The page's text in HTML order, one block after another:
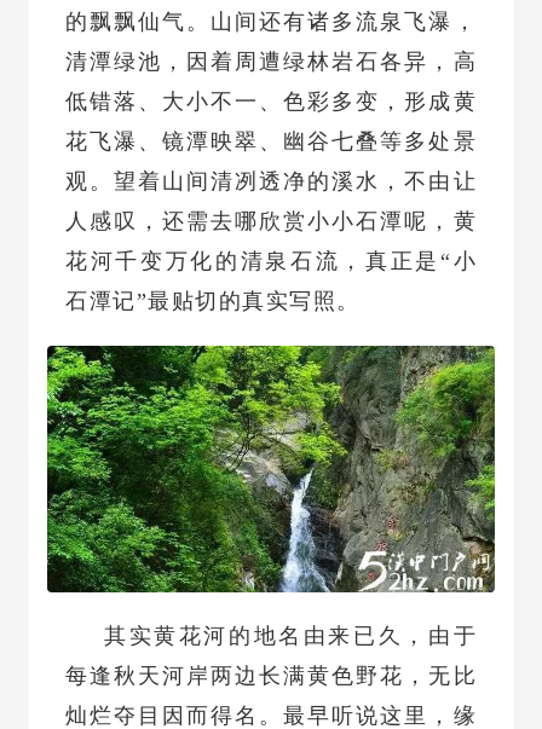
的飘飘仙气。山间还有诸多流泉飞瀑，
清潭绿池，因着周遭绿林岩石各异，高
低错落、大小不一、色彩多变，形成黄
花飞瀑、镜潭映翠、幽谷七叠等多处景
观。望着山间清冽透净的溪水，不由让
人感叹，还需去哪欣赏小小石潭呢，黄
花河千变万化的清泉石流，真正是“小
石潭记”最贴切的真实写照。
其实黄花河的地名由来已久，由于
每逢秋天河岸两边长满黄色野花，无比
灿烂夺目因而得名。最早听说这里，缘